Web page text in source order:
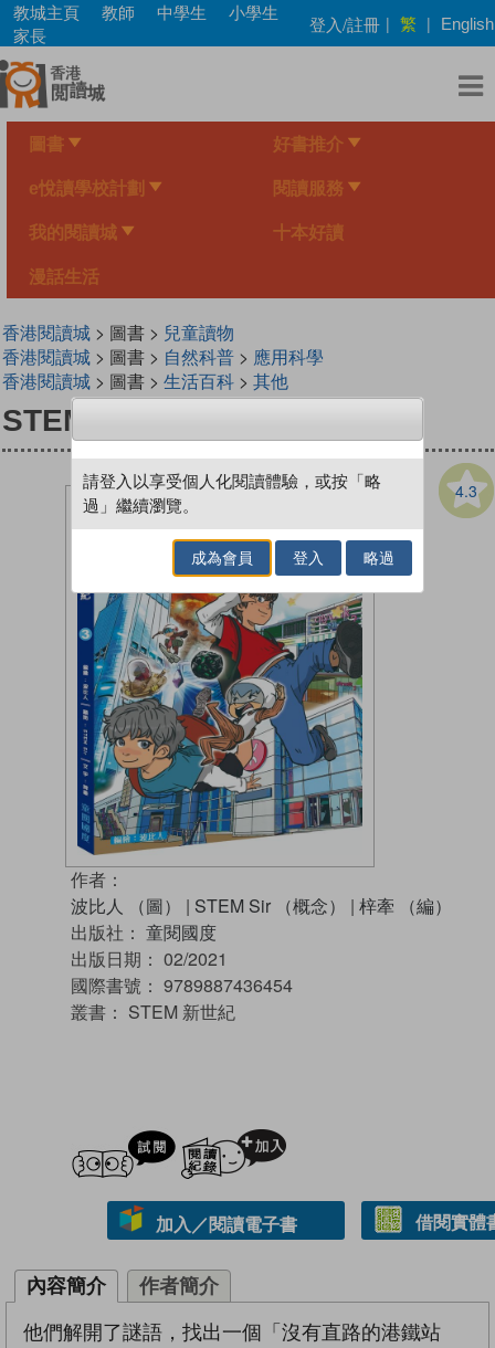
Skip
main
content
教城主頁 教師 中學生
小學生
家長
登入/註冊 | 繁 | English
圖書 好書推介
e悅讀學校計劃 閱讀服務
我的閱讀城 十本好讀
漫話生活
香港閱讀城> 圖書 > 兒童讀物
香港閱讀城> 圖書 > 自然科普> 應用科學
香港閱讀城> 圖書 > 生活百科> 其他
STEM 新世紀 3
4.3
作者：
波比人 （圖）
| STEM Sir （概念） | 梓牽 （編）
出版社： 童閱國度
出版日期： 02/2021
國際書號： 9789887436454
叢書： STEM 新世紀
試閲
加入／閱讀電子書 借閱實體
內容簡介 作者簡介
他們解開了謎語，找出一個「沒有直路的港鐵站
請登入以享受個人化閱讀體驗，或按「略
過」繼續瀏覽。
成為會員 登入 略過